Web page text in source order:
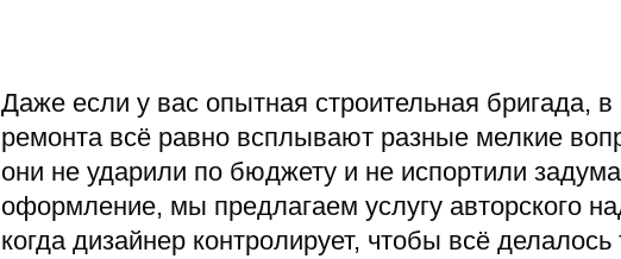
Даже если у вас опытная строительная бригада, в
ремонта всё равно всплывают разные мелкие
они не ударили по бюджету и не испортили
оформление, мы предлагаем услугу авторского
когда дизайнер контролирует, чтобы всё делалось